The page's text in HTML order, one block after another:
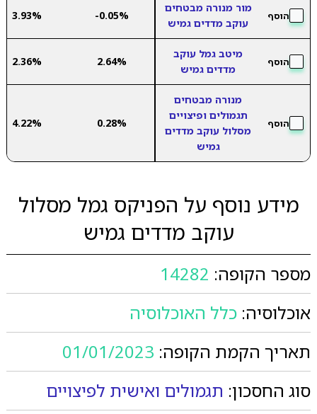
הוסף
מור מנורה מבטחים
עוקב מדדים גמיש
-0.05%
3.93%
הוסף
מיטב גמל עוקב
מדדים גמיש
2.64%
2.36%
הוסף
מנורה מבטחים
תגמולים ופיצויים
מסלול עוקב מדדים
גמיש
0.28%
4.22%
מידע נוסף על הפניקס גמל מסלול
עוקב מדדים גמיש
מספר הקופה: 14282
אוכלוסיה: כלל האוכלוסיה
תאריך הקמת הקופה: 01/01/2023
סוג החסכון: תגמולים ואישית לפיצויים